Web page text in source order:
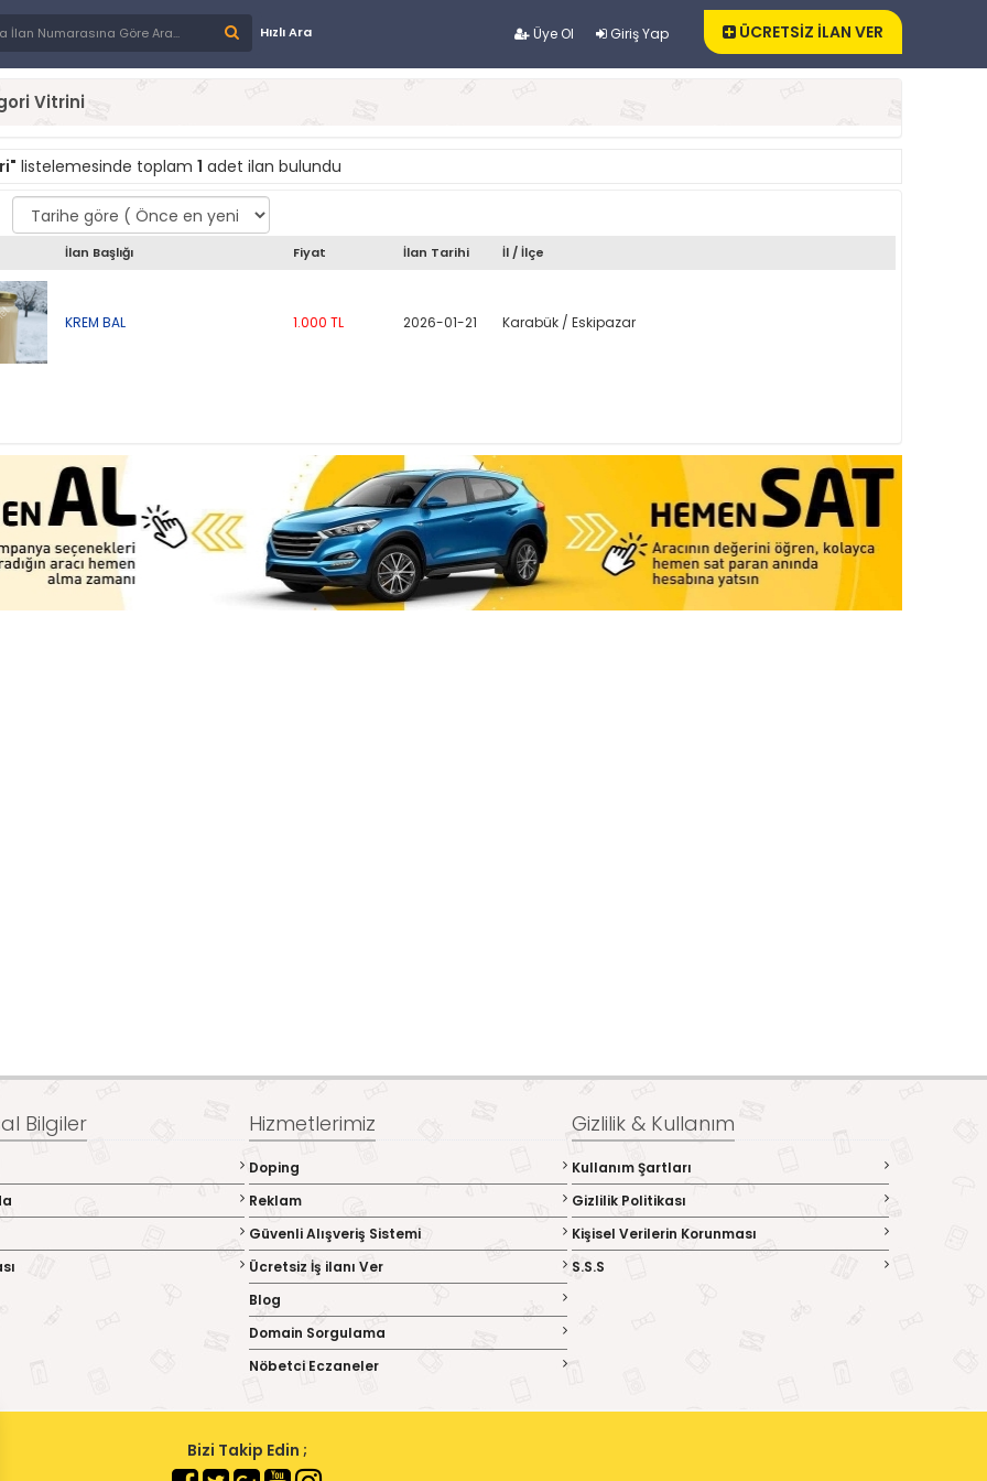
Üye Ol Giriş Yap
Hızlı Ara ÜCRETSİZ İLAN VER
Vitrini
listelemesinde toplam 1 adet ilan bulundu
İlan Başlığı Fiyat İlan Tarihi İl / İlçe
KREM BAL 1.000 TL 2026-01-21 Karabük / Eskipazar
Bilgiler Hizmetlerimiz
Doping
Reklam
Güvenli Alışveriş Sistemi
Ücretsiz İş ilanı Ver
Blog
Domain Sorgulama
Nöbetci Eczaneler
Gizlilik & Kullanım
Kullanım Şartları
Gizlilik Politikası
Kişisel Verilerin Korunması
S.S.S
Bizi Takip Edin ;